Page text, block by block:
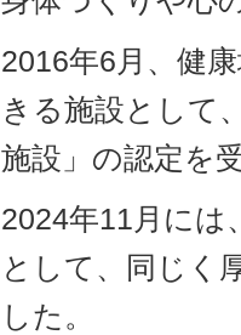
2016年6月、健
きる施設として
施設」の認定を
2024年11月には
として、同じく
した。